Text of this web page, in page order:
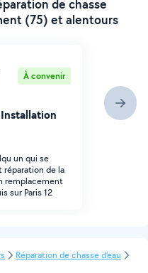
de chasse
(75) et alentours
À convenir
un qui se
de la
remplacement
sur Paris 12
Réparation de chasse d'eau